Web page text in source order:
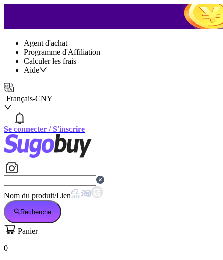
Agent d'achat
Programme d'Affiliation
Calculer les frais
Aide
Français-CNY
Se connecter /S'inscrire
Nom du produit/Lien
Recherche
Panier
0